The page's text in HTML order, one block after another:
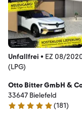
Unfallfrei • EZ 08/
(LPG)
Otto Bitter GmbH &
33647 Bielefeld
4.9 Sterne
(181)